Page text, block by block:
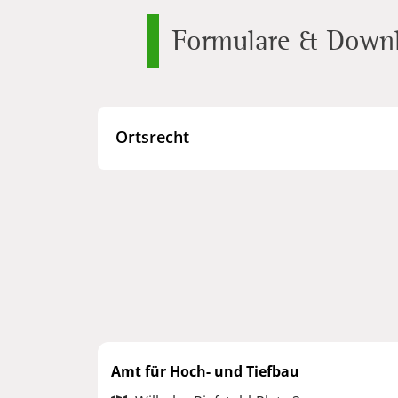
Formulare &
Ortsrecht
Amt für Hoch- und Tiefbau